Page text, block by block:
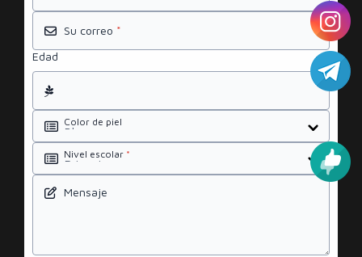
Su correo *
Edad
Color de piel
Nivel escolar *
Mensaje